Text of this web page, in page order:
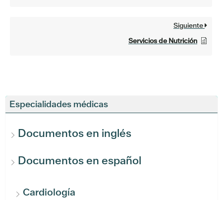
Especialidades médicas
Documentos en inglés
Documentos en español
Cardiología
Siguiente
Servicios de Nutrición